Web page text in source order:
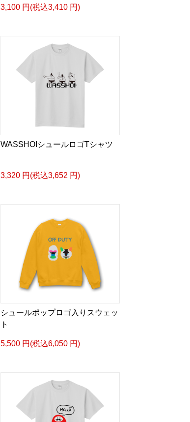
3,100 円(税込3,410 円)
WASSHOIシュールロゴTシャツ
3,320 円(税込3,652 円)
シュールポップロゴ入りスウェッ
ト
5,500 円(税込6,050 円)